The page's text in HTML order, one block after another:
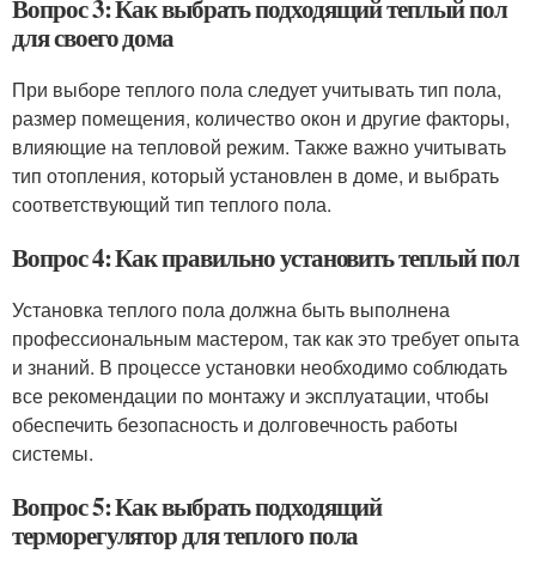
Вопрос 3: Как выбрать подходящий теплый пол
для своего дома
При выборе теплого пола следует учитывать тип пола,
размер помещения, количество окон и другие факторы,
влияющие на тепловой режим. Также важно учитывать
тип отопления, который установлен в доме, и выбрать
соответствующий тип теплого пола.
Вопрос 4: Как правильно установить теплый пол
Установка теплого пола должна быть выполнена
профессиональным мастером, так как это требует опыта
и знаний. В процессе установки необходимо соблюдать
все рекомендации по монтажу и эксплуатации, чтобы
обеспечить безопасность и долговечность работы
системы.
Вопрос 5: Как выбрать подходящий
терморегулятор для теплого пола